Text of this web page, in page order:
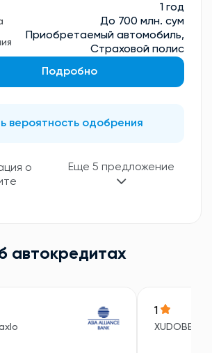
1 год
До 700 млн. сум
Приобретаемый автомобиль,
Страховой полис
Подробно
вероятность одобрения
о
Еще 5 предложение
автокредитах
1
XUDOBERDI